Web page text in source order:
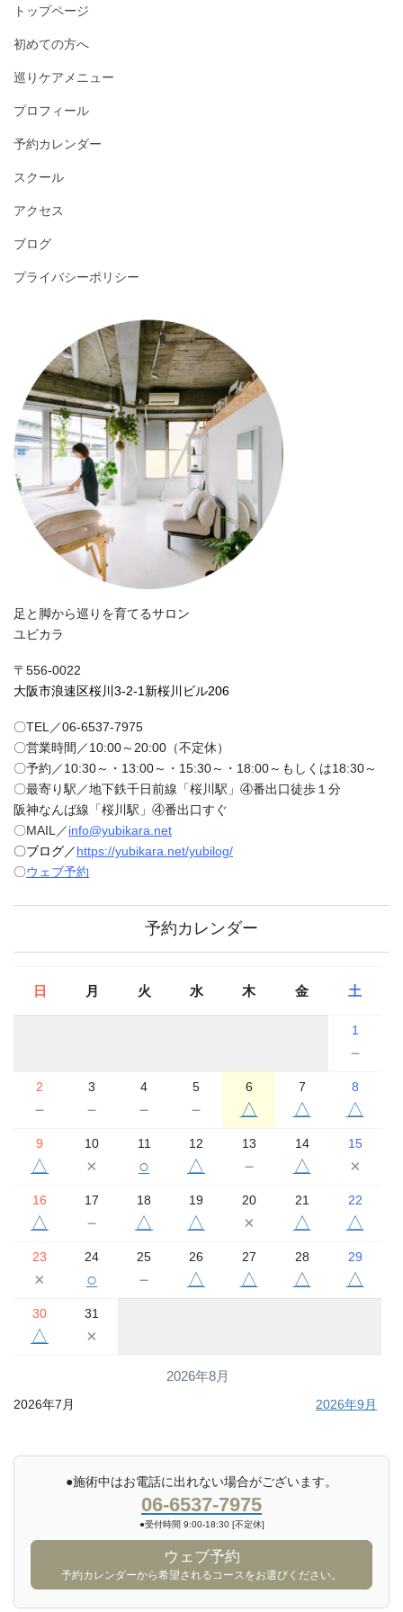
トップページ
初めての方へ
巡りケアメニュー
プロフィール
予約カレンダー
スクール
アクセス
ブログ
プライバシーポリシー
足と脚から巡りを育てるサロン
ユビカラ
〒556-0022
大阪市浪速区桜川3-2-1新桜川ビル206
〇TEL／06-6537-7975
〇営業時間／10:00～20:00（不定休）
〇予約／10:30～・13:00～・15:30～・18:00～もしくは18:30～
〇最寄り駅／地下鉄千日前線「桜川駅」④番出口徒歩１分
阪神なんば線「桜川駅」④番出口すぐ
〇MAIL／info@yubikara.net
〇ブログ／https://yubikara.net/yubilog/
〇ウェブ予約
予約カレンダー
2026年8月
日 月 火 水 木 金 土
1
－
2
－
3
－
4
－
5
－
6
△
7
△
8
△
9
△
10
×
11
○
12
△
13
－
14
△
15
×
16
△
17
－
18
△
19
△
20
×
21
△
22
△
23
×
24
○
25
－
26
△
27
△
28
△
29
△
30
△
31
×
2026年7月 2026年9月
●施術中はお電話に出れない場合がございます。
06-6537-7975
●受付時間 9:00-18:30 [不定休]
ウェブ予約
予約カレンダーから希望されるコースをお選びください。